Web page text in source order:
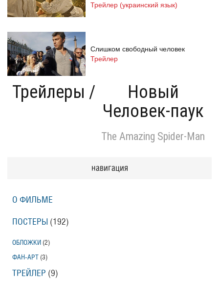
Трейлеры /
Новый
Человек-паук
The Amazing Spider-Man
Трейлер (украинский язык)
Слишком свободный человек
Трейлер
Одноклассницы: Новый поворот
Трейлер
Eloise
навигация
О ФИЛЬМЕ
ПОСТЕРЫ (192)
ОБЛОЖКИ (2)
ФАН-АРТ (3)
ТРЕЙЛЕР (9)